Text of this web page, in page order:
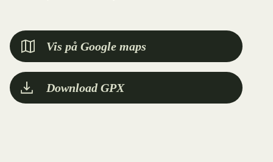
Vis på Google maps
Download GPX